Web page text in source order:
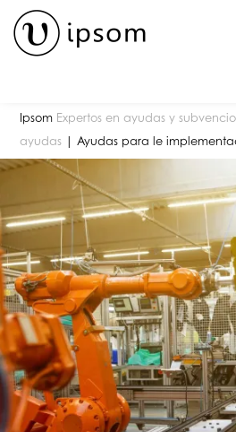
Skip
content
Ipsom Expertos en ayudas y
ayudas |Ayudas para le